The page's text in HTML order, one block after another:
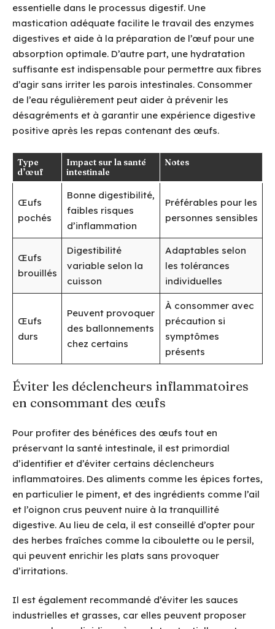
essentielle dans le processus digestif. Une
mastication adéquate facilite le travail des enzymes
digestives et aide à la préparation de l’œuf pour une
absorption optimale. D’autre part, une hydratation
suffisante est indispensable pour permettre aux fibres
d’agir sans irriter les parois intestinales. Consommer
de l’eau régulièrement peut aider à prévenir les
désagréments et à garantir une expérience digestive
positive après les repas contenant des œufs.
Type
d’œuf
Impact sur la santé
intestinale
Notes
Œufs
pochés
Bonne digestibilité,
faibles risques
d’inflammation
Préférables pour les
personnes sensibles
Œufs
brouillés
Digestibilité
variable selon la
cuisson
Adaptables selon
les tolérances
individuelles
Œufs
durs
Peuvent provoquer
des ballonnements
chez certains
À consommer avec
précaution si
symptômes
présents
Éviter les déclencheurs inflammatoires
en consommant des œufs
Pour profiter des bénéfices des œufs tout en
préservant la santé intestinale, il est primordial
d’identifier et d’éviter certains déclencheurs
inflammatoires. Des aliments comme les épices fortes,
en particulier le piment, et des ingrédients comme l’ail
et l’oignon crus peuvent nuire à la tranquillité
digestive. Au lieu de cela, il est conseillé d’opter pour
des herbes fraîches comme la ciboulette ou le persil,
qui peuvent enrichir les plats sans provoquer
d’irritations.
Il est également recommandé d’éviter les sauces
industrielles et grasses, car elles peuvent proposer